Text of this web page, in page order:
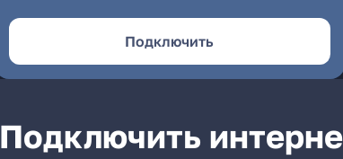
Подключить
Подключить